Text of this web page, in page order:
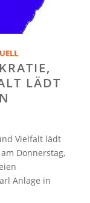
LÄDT
Vielfalt lädt
Donnerstag,
Anlage in